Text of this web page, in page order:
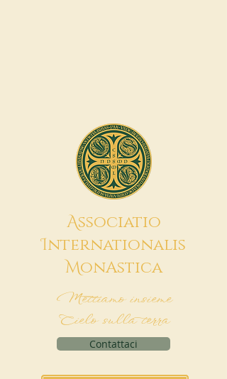
Associatio
Internationalis
MonAstica
Mettiamo insieme
Cielo sulla terra
Contattaci